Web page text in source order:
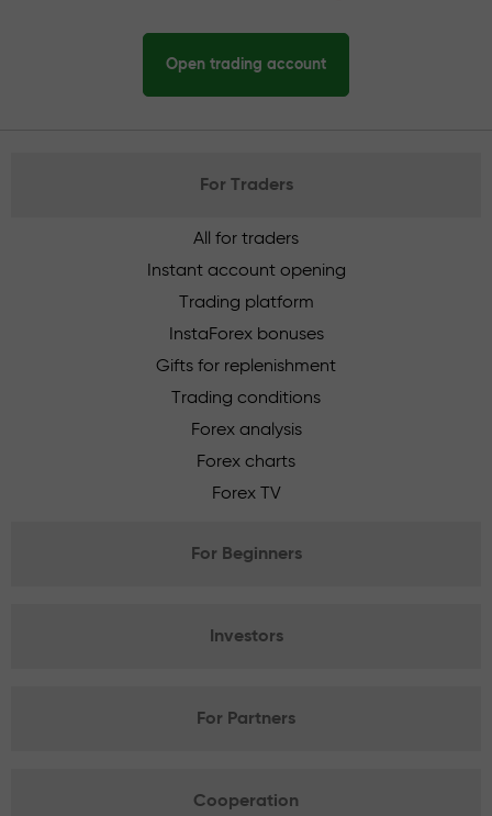
Open trading account
For Traders
All for traders
Instant account opening
Trading platform
InstaForex bonuses
Gifts for replenishment
Trading conditions
Forex analysis
Forex charts
Forex TV
For Beginners
Investors
For Partners
Cooperation